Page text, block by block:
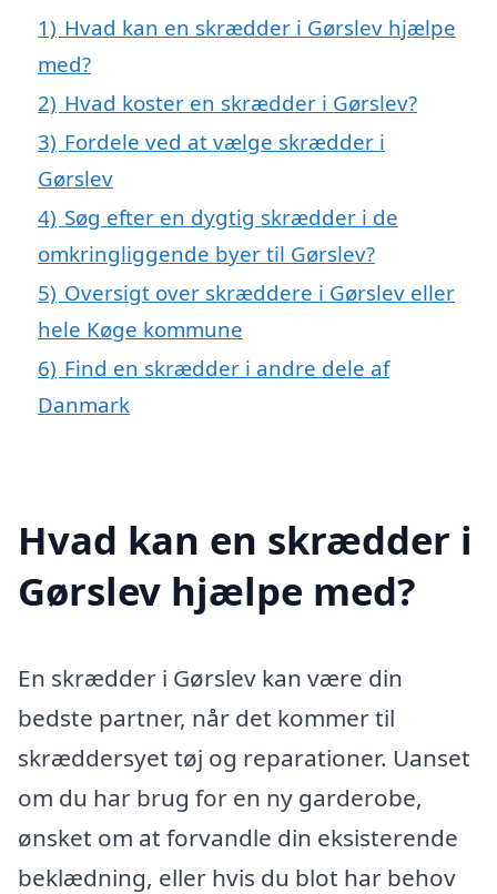
1) Hvad kan en skrædder i Gørslev hjælpe
med?
2) Hvad koster en skrædder i Gørslev?
3) Fordele ved at vælge skrædder i
Gørslev
4) Søg efter en dygtig skrædder i de
omkringliggende byer til Gørslev?
5) Oversigt over skræddere i Gørslev eller
hele Køge kommune
6) Find en skrædder i andre dele af
Danmark
Hvad kan en skrædder i
Gørslev hjælpe med?
En skrædder i Gørslev kan være din
bedste partner, når det kommer til
skræddersyet tøj og reparationer. Uanset
om du har brug for en ny garderobe,
ønsket om at forvandle din eksisterende
beklædning, eller hvis du blot har behov